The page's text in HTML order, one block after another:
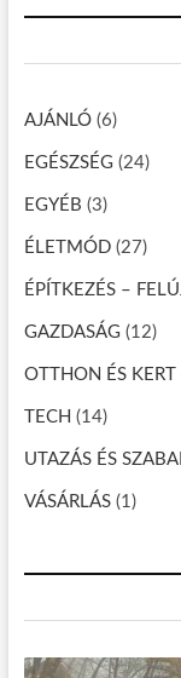
n
a
v
i
g
á
c
i
ó
AJÁNLÓ(6)
EGÉSZSÉG (24)
EGYÉB (3)
ÉLETMÓD(27)
ÉPÍTKEZÉS –
GAZDASÁG (12)
OTTHON ÉS KERT
TECH (14)
UTAZÁS ÉS
VÁSÁRLÁS(1)